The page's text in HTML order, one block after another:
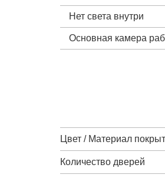
Нет света внутри
Основная камера
Цвет / Материал
Количество дверей